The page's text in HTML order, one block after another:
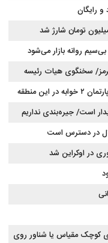
سخنگوی هیات رئیسه
تنگه، در آستانه نهایی شدن
لیست قیمت خرید مسکن در نازی‌آباد/ خرید آپارتمان ۲ خوابه در این منطقه
است/ جیره‌بندی نداریم
در دسترس است
در اوکراین شد
کوچک مقیاس یا شناور روی